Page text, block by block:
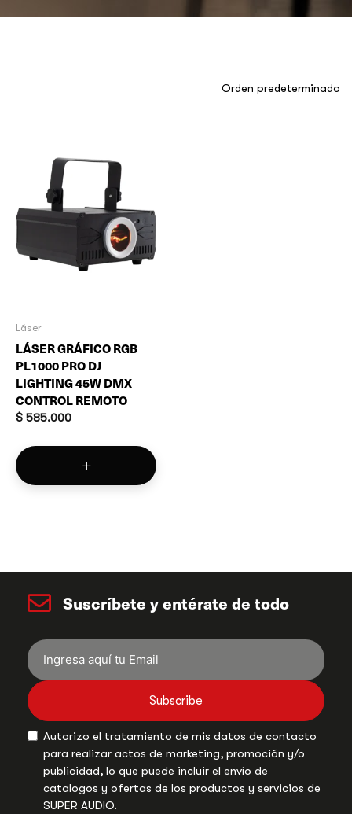
Láser
LÁSER GRÁFICO RGB
PL1000 PRO DJ
LIGHTING 45W DMX
CONTROL REMOTO
$ 585.000
Suscríbete y entérate de todo
Subscribe
Autorizo el tratamiento de mis datos de contacto
para realizar actos de marketing, promoción y/o
publicidad, lo que puede incluir el envío de
catalogos y ofertas de los productos y servicios de
SUPER AUDIO.